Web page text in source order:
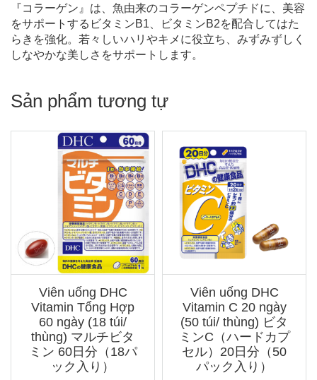
『コラーゲン』は、魚由来のコラーゲンペプチドに、美容
をサポートするビタミンB1、ビタミンB2を配合してはた
らきを強化。若々しいハリやキメに役立ち、みずみずしく
しなやかな美しさをサポートします。
Sản phẩm tương tự
Viên uống DHC
Vitamin Tổng Hợp
60 ngày (18 túi/
thùng) マルチビタ
ミン 60日分（18パ
ック入り）
Viên uống DHC
Vitamin C 20 ngày
(50 túi/ thùng) ビタ
ミンC（ハードカプ
セル）20日分（50
パック入り）